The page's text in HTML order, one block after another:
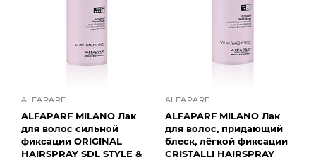
ALFAPARF
ALFAPARF MILANO Лак
для волос сильной
фиксации ORIGINAL
HAIRSPRAY SDL STYLE &
ALFAPARF
ALFAPARF MILANO Лак
для волос, придающий
блеск, лёгкой фиксации
CRISTALLI HAIRSPRAY